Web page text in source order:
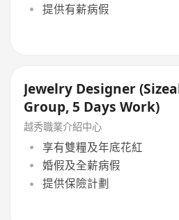
提供有薪病假
Jewelry Designer
Group, 5 Days Work)
越秀職業介紹中心
享有雙糧及年底花紅
婚假及全薪病假
提供保險計劃